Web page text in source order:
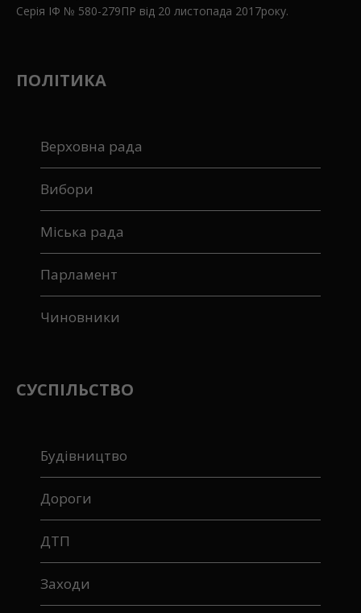
Серія ІФ № 580-279ПР від 20 листопада 2017року.
ПОЛІТИКА
Верховна рада
Вибори
Міська рада
Парламент
Чиновники
СУСПІЛЬСТВО
Будівництво
Дороги
ДТП
Заходи